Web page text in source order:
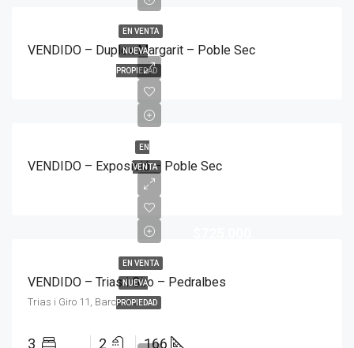
EN VENTA
NUEVA
PROPIEDAD
VENDIDO – Duplex Margarit – Poble Sec
EN
VENTA
VENDIDO – Exposició – Poble Sec
EN VENTA
NUEVA
PROPIEDAD
VENDIDO – Trias i Giro – Pedralbes
Trias i Giro 11, Barcelona
3 2 166